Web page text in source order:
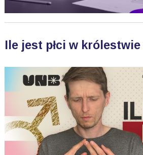
Ile jest płci w